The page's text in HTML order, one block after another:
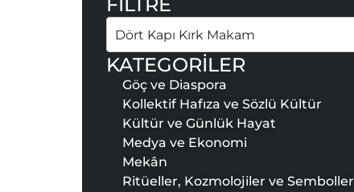
KATEGORİLER
Göç ve Diaspora
Kollektif Hafıza ve Sözlü Kültür
Kültür ve Günlük Hayat
Medya ve Ekonomi
Mekân
Ritüeller, Kozmolojiler ve Semboller